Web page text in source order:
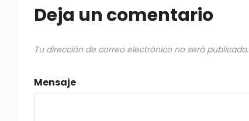
Deja un comentario
Tu dirección de correo electrónico no será publicada.
Mensaje